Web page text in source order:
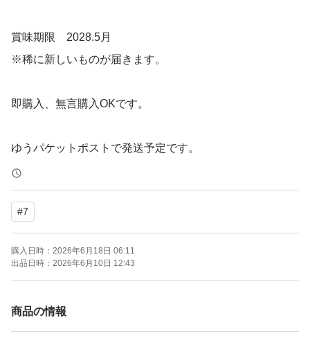
賞味期限 2028.5月
※稀に新しいものが届きます。
即購入、無言購入OKです。
ゆうパケットポストで発送予定です。
簡易包装で発送します。
袋にダメージが発生する場合があります。
※端を折り曲げて袋に入れます。
計量スプーンはつきません。
簡易包装の為、
#7
購入日時： 2026年6月18日 06:11
出品日時： 2026年6月10日 12:43
商品の情報